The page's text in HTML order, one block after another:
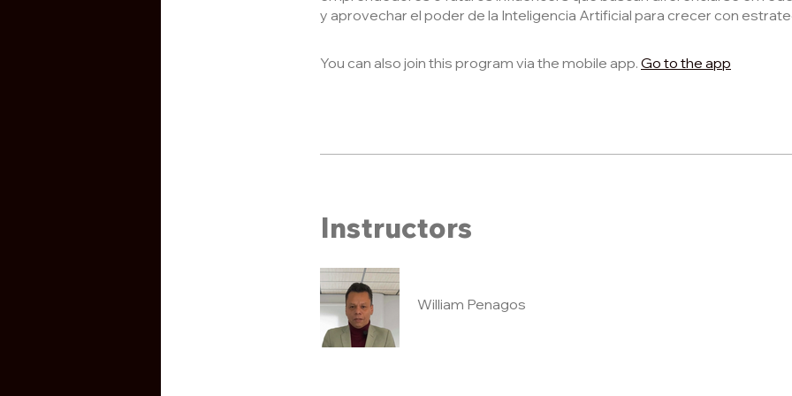
y aprovechar el poder de la Inteligencia Artificial para crecer con
You can also join this program via the mobile app. Go to the app
Instructors
William Penagos